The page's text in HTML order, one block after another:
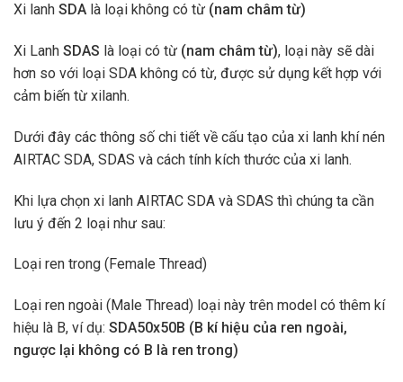
Xi lanh SDA là loại không có từ (nam châm từ)
Xi Lanh SDAS là loại có từ (nam châm từ), loại này sẽ dài
hơn so với loại SDA không có từ, được sử dụng kết hợp với
cảm biến từ xilanh.
Dưới đây các thông số chi tiết về cấu tạo của xi lanh khí nén
AIRTAC SDA, SDAS và cách tính kích thước của xi lanh.
Khi lựa chọn xi lanh AIRTAC SDA và SDAS thì chúng ta cần
lưu ý đến 2 loại như sau:
Loại ren trong (Female Thread)
Loại ren ngoài (Male Thread) loại này trên model có thêm kí
hiệu là B, ví dụ: SDA50x50B (B kí hiệu của ren ngoài,
ngược lại không có B là ren trong)